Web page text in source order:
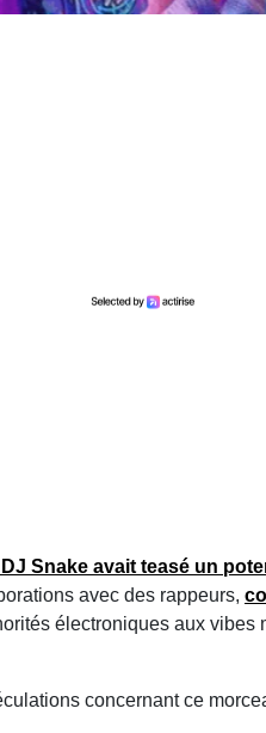
DJ Snake avait teasé un
avec des rappeurs,
électroniques aux vibes
concernant ce